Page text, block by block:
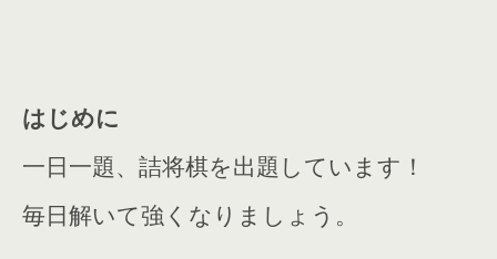
はじめに
一日一題、 詰将棋を出題しています！
毎日解いて強くなりましょう。